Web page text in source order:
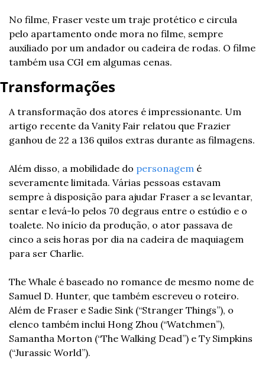
No filme, Fraser veste um traje protético e circula
pelo apartamento onde mora no filme, sempre
auxiliado por um andador ou cadeira de rodas. O filme
também usa CGI em algumas cenas.
Transformações
A transformação dos atores é impressionante. Um
artigo recente da Vanity Fair relatou que Frazier
ganhou de 22 a 136 quilos extras durante as filmagens.
Além disso, a mobilidade do personagem é
severamente limitada. Várias pessoas estavam
sempre à disposição para ajudar Fraser a se levantar,
sentar e levá-lo pelos 70 degraus entre o estúdio e o
toalete. No início da produção, o ator passava de
cinco a seis horas por dia na cadeira de maquiagem
para ser Charlie.
The Whale é baseado no romance de mesmo nome de
Samuel D. Hunter, que também escreveu o roteiro.
Além de Fraser e Sadie Sink (“Stranger Things”), o
elenco também inclui Hong Zhou (“Watchmen”),
Samantha Morton (“The Walking Dead”) e Ty Simpkins
(“Jurassic World”).